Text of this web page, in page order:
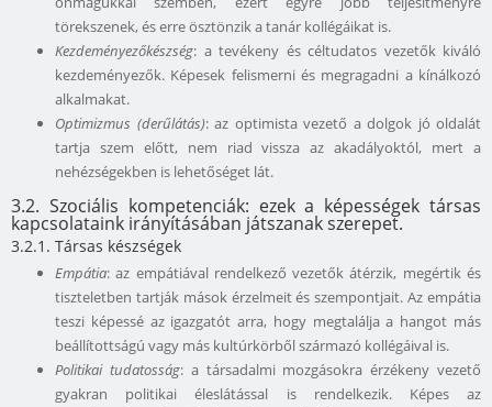
törekszenek, és erre ösztönzik a tanár kollégáikat is.
Kezdeményezőkészség: a tevékeny és céltudatos vezetők kiváló
kezdeményezők. Képesek felismerni és megragadni a kínálkozó
alkalmakat.
Optimizmus (derűlátás): az optimista vezető a dolgok jó oldalát
tartja szem előtt, nem riad vissza az akadályoktól, mert a
nehézségekben is lehetőséget lát.
3.2. Szociális kompetenciák: ezek a képességek társas
kapcsolataink irányításában játszanak szerepet.
3.2.1. Társas készségek
Empátia: az empátiával rendelkező vezetők átérzik, megértik és
tiszteletben tartják mások érzelmeit és szempontjait. Az empátia
teszi képessé az igazgatót arra, hogy megtalálja a hangot más
beállítottságú vagy más kultúrkörből származó kollégáival is.
Politikai tudatosság: a társadalmi mozgásokra érzékeny vezető
gyakran politikai éleslátással is rendelkezik. Képes az